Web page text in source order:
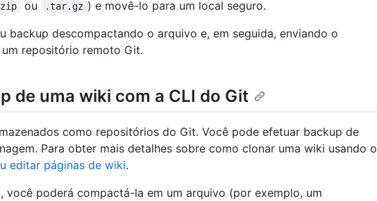
ou .tar.gz ) e movê-lo para um local seguro.
backup descompactando o arquivo e, em seguida, enviando o
repositório remoto Git.
de uma wiki com a CLI do Git
como repositórios do Git. Você pode efetuar backup de
Para obter mais detalhes sobre como clonar uma wiki usando o
editar páginas de wiki.
você poderá compactá-la em um arquivo (por exemplo, um